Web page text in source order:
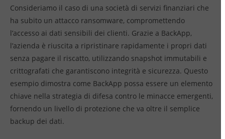
Consideriamo il caso di una società di servizi finanziari che
ha subito un attacco ransomware, compromettendo
l’accesso ai dati sensibili dei clienti. Grazie a BackApp,
l’azienda è riuscita a ripristinare rapidamente i propri dati
senza pagare il riscatto, utilizzando snapshot immutabili e
crittografati che garantiscono integrità e sicurezza. Questo
esempio dimostra come BackApp possa essere un elemento
chiave nella strategia di difesa contro le minacce emergenti,
fornendo un livello di protezione che va oltre il semplice
backup dei dati.